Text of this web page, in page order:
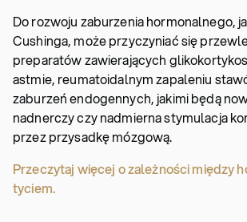
Do rozwoju zaburzenia hormonalnego,
Cushinga, może przyczyniać się
preparatów zawierających
astmie, reumatoidalnym zapaleniu
zaburzeń endogennych, jakimi będą
nadnerczy czy nadmierna stymulacja
przez przysadkę mózgową.
Przeczytaj więcej o zależności między
tyciem.